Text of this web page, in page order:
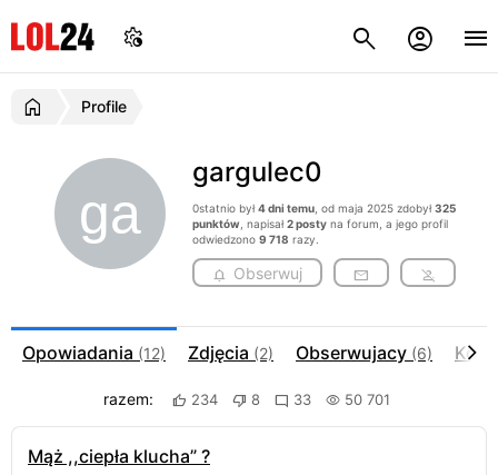
Profile
gargulec0
0statnio był4 dni temu, od maja 2025 zdobył325
punktów , napisał2 postyna forum, a jego profil
odwiedzono 9 718 razy.
Obserwuj
Opowiadania (12) Zdjęcia (2) Obserwujacy (6)
razem: 234 8 33 50 701
Mąż ,,ciepła klucha” ?